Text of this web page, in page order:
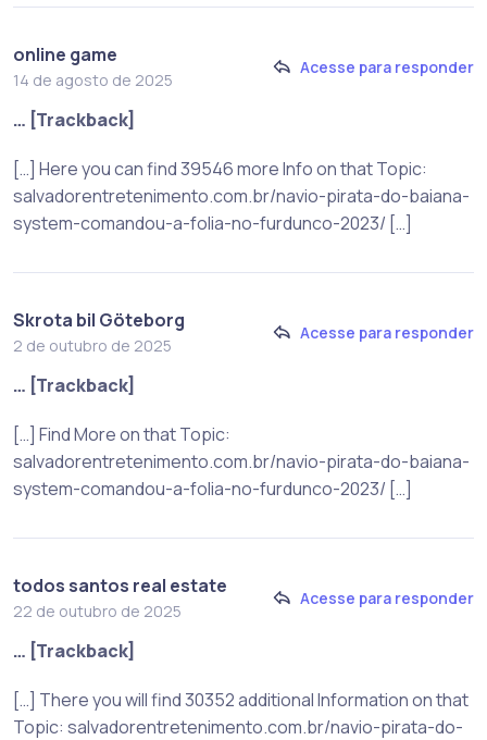
online game
14 de agosto de 2025
Acesse para responder
… [Trackback]
[…] Here you can find 39546 more Info on that Topic:
salvadorentretenimento.com.br/navio-pirata-do-baiana-
system-comandou-a-folia-no-furdunco-2023/ […]
Skrota bil Göteborg
2 de outubro de 2025
Acesse para responder
… [Trackback]
[…] Find More on that Topic:
salvadorentretenimento.com.br/navio-pirata-do-baiana-
system-comandou-a-folia-no-furdunco-2023/ […]
todos santos real estate
22 de outubro de 2025
Acesse para responder
… [Trackback]
[…] There you will find 30352 additional Information on that
Topic: salvadorentretenimento.com.br/navio-pirata-do-